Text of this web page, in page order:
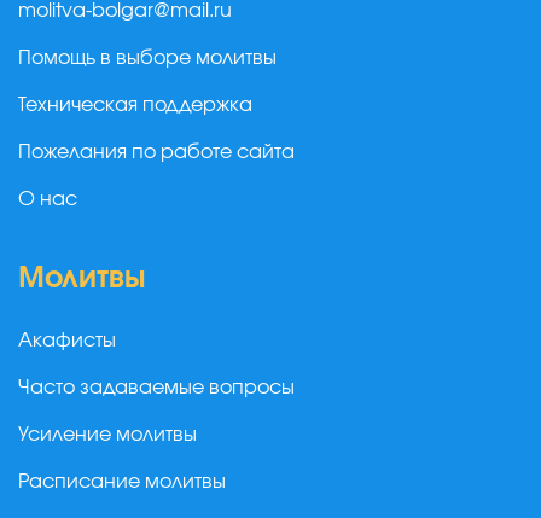
molitva-bolgar@mail.ru
Помощь в выборе молитвы
Техническая поддержка
Пожелания по работе сайта
О нас
Молитвы
Акафисты
Часто задаваемые вопросы
Усиление молитвы
Расписание молитвы